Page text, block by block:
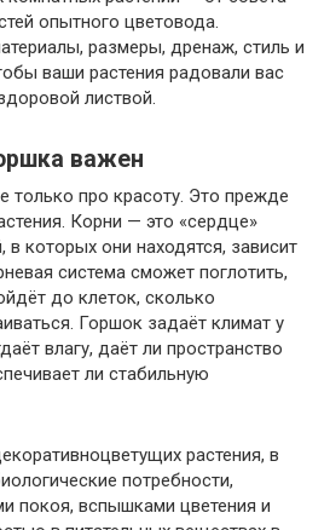
опытного цветовода.
размеры, дренаж, стиль и
ваши растения радовали вас
листвой.
важен
только про красоту. Это прежде
Корни — это «сердце»
в которых они находятся, зависит
система сможет поглотить,
до клеток, сколько
Горшок задаёт климат у
влагу, даёт ли пространство
ли стабильную
растения, в
потребности,
покоя, вспышками цветения и